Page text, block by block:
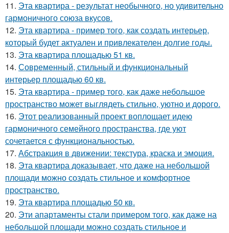
11. Эта квартира - результат необычного, но удивительно
гармоничного союза вкусов.
12. Эта квартира - пример того, как создать интерьер,
который будет актуален и привлекателен долгие годы.
13. Эта квартира площадью 51 кв.
14. Современный, стильный и функциональный
интерьер площадью 60 кв.
15. Эта квартира - пример того, как даже небольшое
пространство может выглядеть стильно, уютно и дорого.
16. Этот реализованный проект воплощает идею
гармоничного семейного пространства, где уют
сочетается с функциональностью.
17. Абстракция в движении: текстура, краска и эмоция.
18. Эта квартира доказывает, что даже на небольшой
площади можно создать стильное и комфортное
пространство.
19. Эта квартира площадью 50 кв.
20. Эти апартаменты стали примером того, как даже на
небольшой площади можно создать стильное и